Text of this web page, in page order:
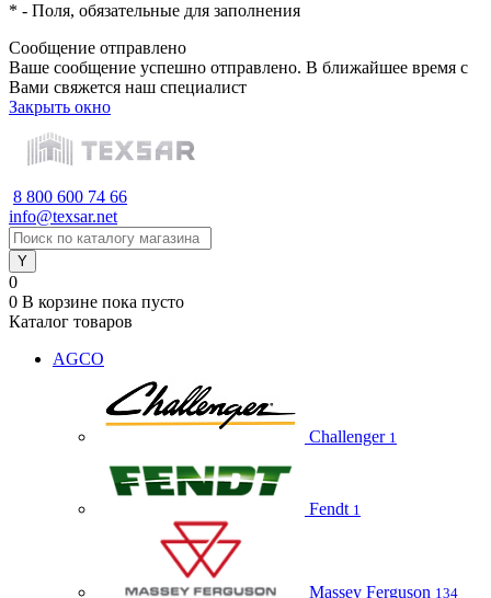
* - Поля, обязательные для заполнения
Сообщение отправлено
Ваше сообщение успешно отправлено. В ближайшее время с
Вами свяжется наш специалист
Закрыть окно
8 800 600 74 66
info@texsar.net
0
0 В корзине пока пусто
Каталог товаров
AGCO
Challenger 1
Fendt 1
Massey Ferguson 134